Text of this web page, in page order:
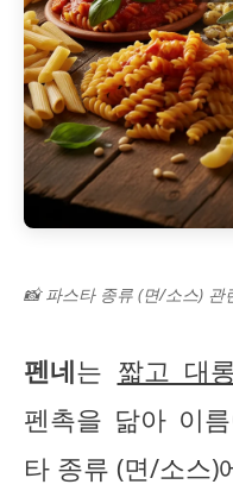
📸 파스타 종류 (면/소스) 관
펜네는 짧고 대
펜촉을 닮아 이
타 종류 (면/소스)